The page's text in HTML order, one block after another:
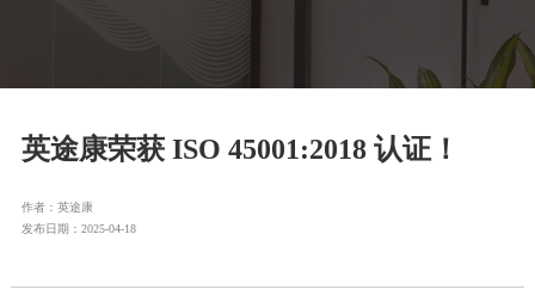
英途康荣获 ISO 45001:2018 认证！
作者：英途康
发布日期：2025-04-18